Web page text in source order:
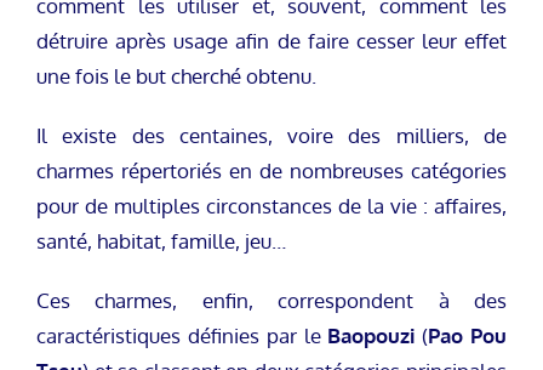
détruire après usage afin de faire cesser leur effet
une fois le but cherché obtenu.
Il existe des centaines, voire des milliers, de
charmes répertoriés en de nombreuses catégories
pour de multiples circonstances de la vie : affaires,
santé, habitat, famille, jeu…
Ces charmes, enfin, correspondent à des
caractéristiques définies par le Baopouzi (Pao Pou